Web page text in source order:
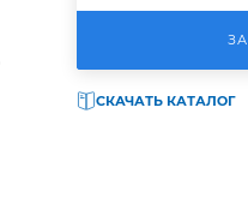
СКАЧАТЬ КАТАЛОГ